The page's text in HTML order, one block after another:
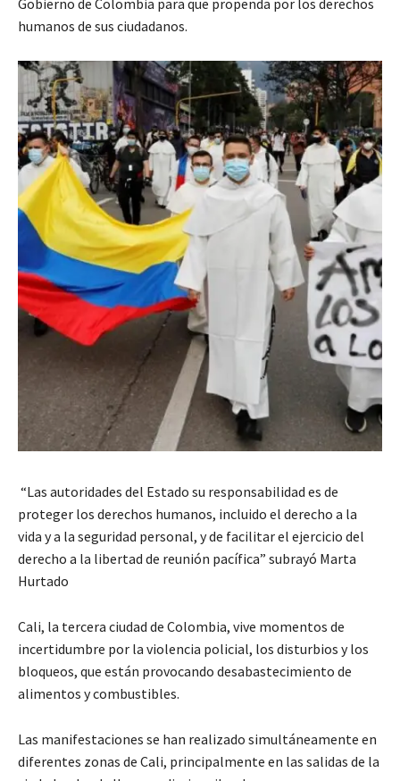
Gobierno de Colombia para que propenda por los derechos
humanos de sus ciudadanos.
“Las autoridades del Estado su responsabilidad es de
proteger los derechos humanos, incluido el derecho a la
vida y a la seguridad personal, y de facilitar el ejercicio del
derecho a la libertad de reunión pacífica” subrayó Marta
Hurtado
Cali, la tercera ciudad de Colombia, vive momentos de
incertidumbre por la violencia policial, los disturbios y los
bloqueos, que están provocando desabastecimiento de
alimentos y combustibles.
Las manifestaciones se han realizado simultáneamente en
diferentes zonas de Cali, principalmente en las salidas de la